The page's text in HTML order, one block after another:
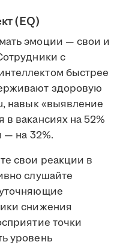
(EQ)
эмоции — свои и
с
быстрее
здоровую
навык «выявление
в вакансиях на 52%
— на 32%.
свои реакции в
слушайте
снижения
точки
уровень